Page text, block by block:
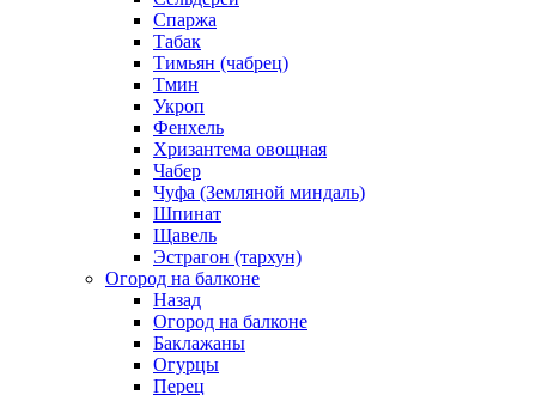
Спаржа
Табак
Тимьян (чабрец)
Тмин
Укроп
Фенхель
Хризантема овощная
Чабер
Чуфа (Земляной миндаль)
Шпинат
Щавель
Эстрагон (тархун)
Огород на балконе
Назад
Огород на балконе
Баклажаны
Огурцы
Перец